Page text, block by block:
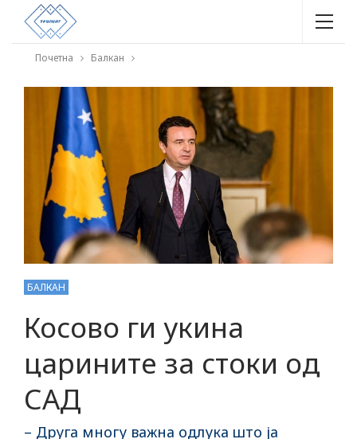
Почетна Балкан
БАЛКАН
Косово ги укина
царините за стоки од
САД
– Друга многу важна одлука што ја